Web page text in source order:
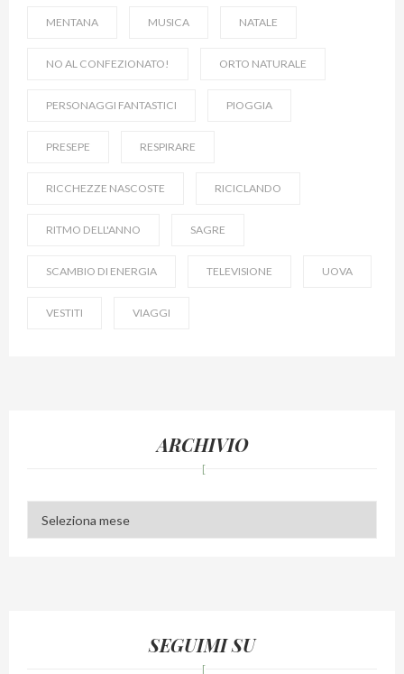
MENTANA MUSICA NATALE
NO AL CONFEZIONATO! ORTO NATURALE
PERSONAGGI FANTASTICI PIOGGIA
PRESEPE RESPIRARE
RICCHEZZE NASCOSTE RICICLANDO
RITMO DELL'ANNO SAGRE
SCAMBIO DI ENERGIA TELEVISIONE UOVA
VESTITI VIAGGI
ARCHIVIO
Archivio
SEGUIMI SU